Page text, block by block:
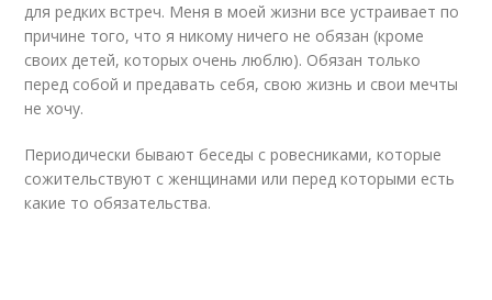
для редких встреч. Меня в моей жизни все устраивает по
причине того, что я никому ничего не обязан (кроме
своих детей, которых очень люблю). Обязан только
перед собой и предавать себя, свою жизнь и свои мечты
не хочу.
Периодически бывают беседы с ровесниками, которые
сожительствуют с женщинами или перед которыми есть
какие то обязательства.